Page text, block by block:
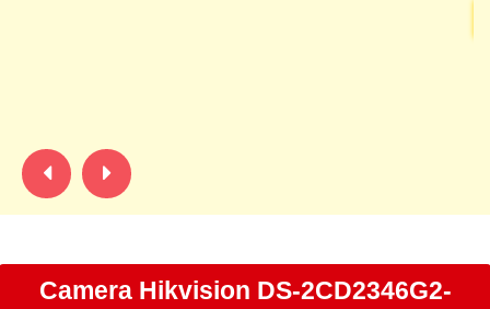
Camera Hikvision DS-2CD2346G2-